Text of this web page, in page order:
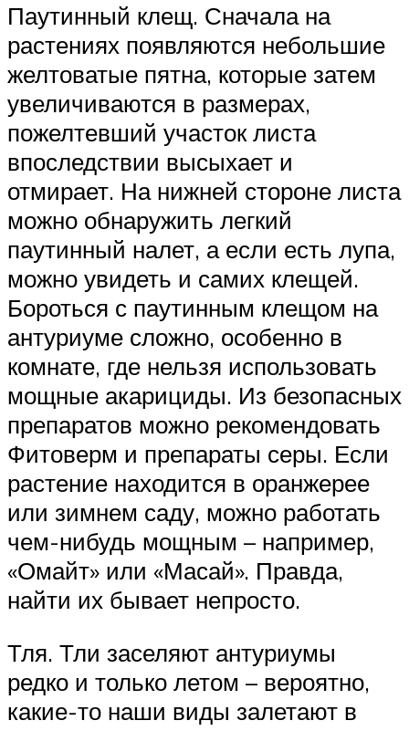
Паутинный клещ. Сначала на
растениях появляются небольшие
желтоватые пятна, которые затем
увеличиваются в размерах,
пожелтевший участок листа
впоследствии высыхает и
отмирает. На нижней стороне листа
можно обнаружить легкий
паутинный налет, а если есть лупа,
можно увидеть и самих клещей.
Бороться с паутинным клещом на
антуриуме сложно, особенно в
комнате, где нельзя использовать
мощные акарициды. Из безопасных
препаратов можно рекомендовать
Фитоверм и препараты серы. Если
растение находится в оранжерее
или зимнем саду, можно работать
чем-нибудь мощным – например,
«Омайт» или «Масай». Правда,
найти их бывает непросто.
Тля. Тли заселяют антуриумы
редко и только летом – вероятно,
какие-то наши виды залетают в